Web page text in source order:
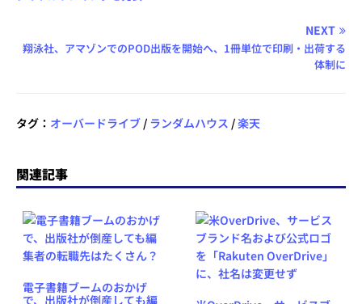
NEXT
翔泳社、アマゾンでのPOD出版を開始へ、1冊単位で印刷・出荷する
体制に
タグ： オーバードライブ / ランダムハウス /楽天
関連記事
電子書籍ブームのおかげ
で、出版社が倒産しても編